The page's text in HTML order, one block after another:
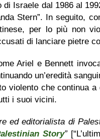
Israele dal 1986 al
Stern”. In seguito,
per lo più non
di lanciare pietre
Ariel e Bennett
un’eredità
violento che continua
i suoi vicini.
ed editorialista di
Story”